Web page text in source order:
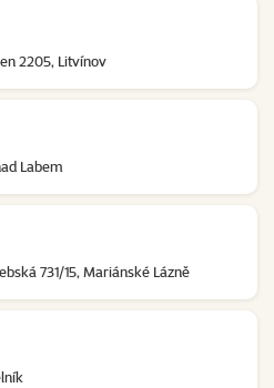
2205, Litvínov
Labem
731/15, Mariánské Lázně